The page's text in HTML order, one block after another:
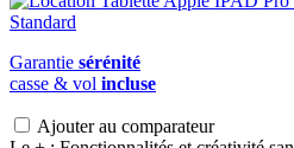
Garantie sérénité
casse & vol incluse
Ajouter au comparateur